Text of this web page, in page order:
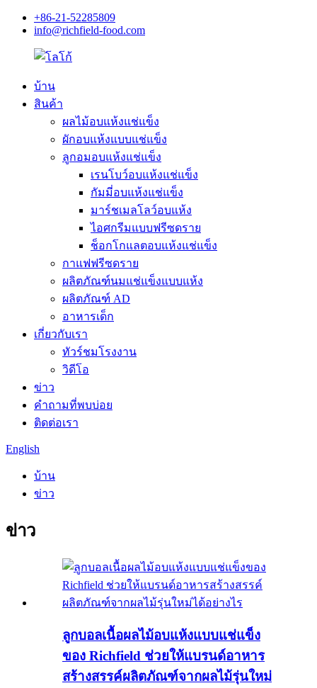
+86-21-52285809
info@richfield-food.com
บ้าน
สินค้า
ผลไม้อบแห้งแช่แข็ง
ผักอบแห้งแบบแช่แข็ง
ลูกอมอบแห้งแช่แข็ง
เรนโบว์อบแห้งแช่แข็ง
กัมมี่อบแห้งแช่แข็ง
มาร์ชเมลโลว์อบแห้ง
ไอศกรีมแบบฟรีซดราย
ช็อกโกแลตอบแห้งแช่แข็ง
กาแฟฟรีซดราย
ผลิตภัณฑ์นมแช่แข็งแบบแห้ง
ผลิตภัณฑ์ AD
อาหารเด็ก
เกี่ยวกับเรา
ทัวร์ชมโรงงาน
วิดีโอ
ข่าว
คำถามที่พบบ่อย
ติดต่อเรา
English
บ้าน
ข่าว
ข่าว
ลูกบอลเนื้อผลไม้อบแห้งแบบแช่แข็ง
ของ Richfield ช่วยให้แบรนด์อาหาร
สร้างสรรค์ผลิตภัณฑ์จากผลไม้รุ่นใหม่